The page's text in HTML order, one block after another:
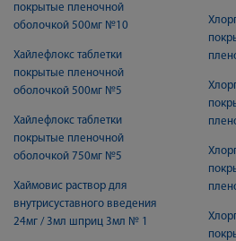
покрытые пленочной
оболочкой 500мг №10
Хайлефлокс таблетки
покрытые пленочной
оболочкой 500мг №5
Хайлефлокс таблетки
покрытые пленочной
оболочкой 750мг №5
Хаймовис раствор для
внутрисуставного введения
24мг / 3мл шприц 3мл № 1